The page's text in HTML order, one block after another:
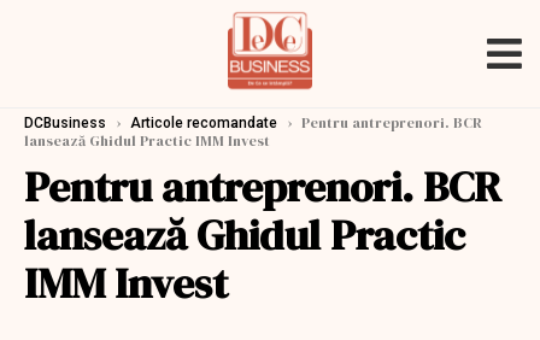
DCBusiness › Articole recomandate › Pentru antreprenori. BCR
lansează Ghidul Practic IMM Invest
Pentru antreprenori. BCR
lansează Ghidul Practic
IMM Invest